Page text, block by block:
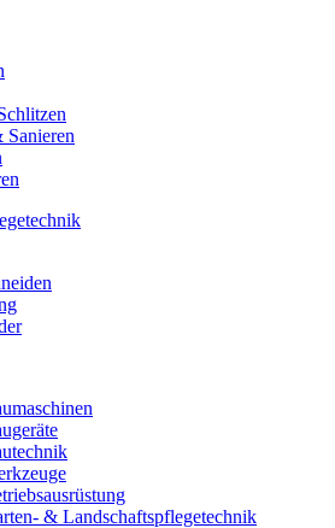
Sanieren
& Landschaftspflegetechnik